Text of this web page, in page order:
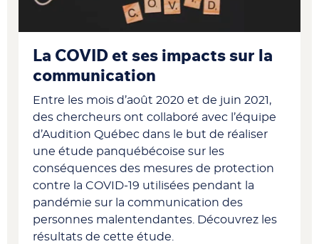
La COVID et ses impacts sur la
communication
Entre les mois d’août 2020 et de juin 2021,
des chercheurs ont collaboré avec l’équipe
d’Audition Québec dans le but de réaliser
une étude panquébécoise sur les
conséquences des mesures de protection
contre la COVID-19 utilisées pendant la
pandémie sur la communication des
personnes malentendantes. Découvrez les
résultats de cette étude.